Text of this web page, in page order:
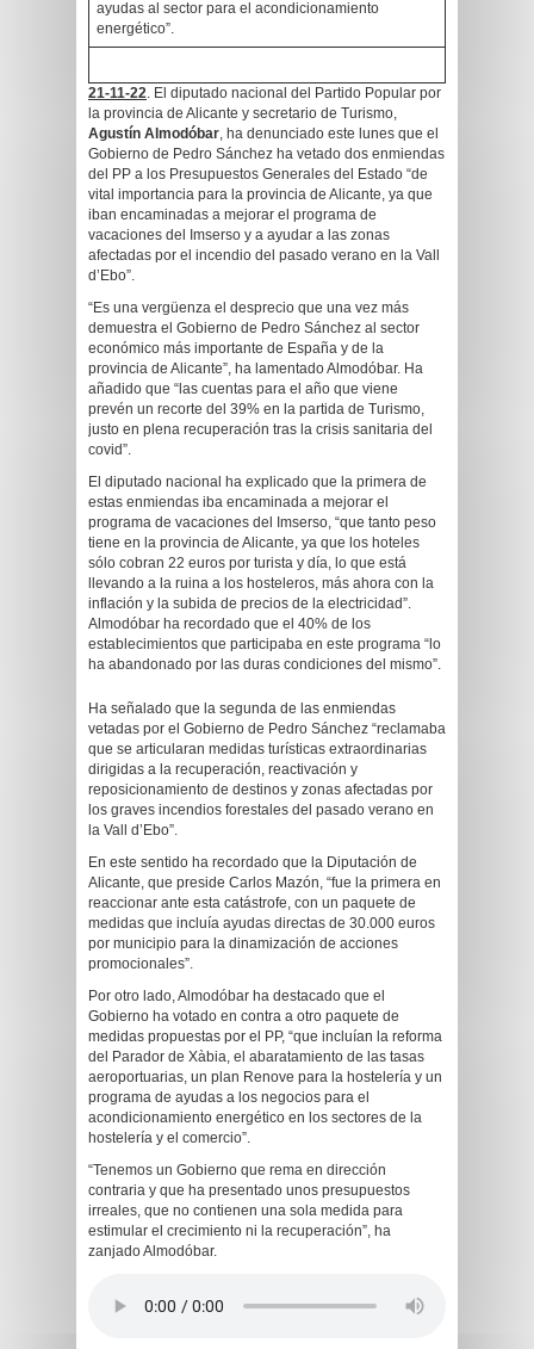
ayudas al sector para el acondicionamiento
energético”.
21-11-22. El diputado nacional del Partido Popular por
la provincia de Alicante y secretario de Turismo,
Agustín Almodóbar, ha denunciado este lunes que el
Gobierno de Pedro Sánchez ha vetado dos enmiendas
del PP a los Presupuestos Generales del Estado “de
vital importancia para la provincia de Alicante, ya que
iban encaminadas a mejorar el programa de
vacaciones del Imserso y a ayudar a las zonas
afectadas por el incendio del pasado verano en la Vall
d’Ebo”.
“Es una vergüenza el desprecio que una vez más
demuestra el Gobierno de Pedro Sánchez al sector
económico más importante de España y de la
provincia de Alicante”, ha lamentado Almodóbar. Ha
añadido que “las cuentas para el año que viene
prevén un recorte del 39% en la partida de Turismo,
justo en plena recuperación tras la crisis sanitaria del
covid”.
El diputado nacional ha explicado que la primera de
estas enmiendas iba encaminada a mejorar el
programa de vacaciones del Imserso, “que tanto peso
tiene en la provincia de Alicante, ya que los hoteles
sólo cobran 22 euros por turista y día, lo que está
llevando a la ruina a los hosteleros, más ahora con la
inflación y la subida de precios de la electricidad”.
Almodóbar ha recordado que el 40% de los
establecimientos que participaba en este programa “lo
ha abandonado por las duras condiciones del mismo”.
Ha señalado que la segunda de las enmiendas
vetadas por el Gobierno de Pedro Sánchez “reclamaba
que se articularan medidas turísticas extraordinarias
dirigidas a la recuperación, reactivación y
reposicionamiento de destinos y zonas afectadas por
los graves incendios forestales del pasado verano en
la Vall d’Ebo”.
En este sentido ha recordado que la Diputación de
Alicante, que preside Carlos Mazón, “fue la primera en
reaccionar ante esta catástrofe, con un paquete de
medidas que incluía ayudas directas de 30.000 euros
por municipio para la dinamización de acciones
promocionales”.
Por otro lado, Almodóbar ha destacado que el
Gobierno ha votado en contra a otro paquete de
medidas propuestas por el PP, “que incluían la reforma
del Parador de Xàbia, el abaratamiento de las tasas
aeroportuarias, un plan Renove para la hostelería y un
programa de ayudas a los negocios para el
acondicionamiento energético en los sectores de la
hostelería y el comercio”.
“Tenemos un Gobierno que rema en dirección
contraria y que ha presentado unos presupuestos
irreales, que no contienen una sola medida para
estimular el crecimiento ni la recuperación”, ha
zanjado Almodóbar.